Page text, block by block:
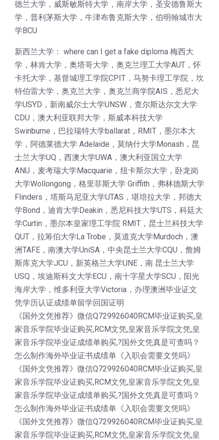
德兰大学，威斯敏斯特大学，南岸大学，圣安德鲁斯大
学，普利茅斯大学，牛津布鲁克斯大学，伯明翰城市大
学BCU
新西兰大学： where can I get a fake diploma 梅西大
学，林肯大学，奥塔哥大学，奥克兰理工大学AUT，怀
卡托大学，基督城理工学院CPIT，马努卡理工学院，坎
特伯雷大学，奥克兰大学，奥克兰商学院AIS，悉尼大
学USYD，新南威尔士大学UNSW，查尔斯达尔文大学
CDU，澳大利亚联邦大学，斯威本科技大学
Swinburne，巴拉瑞特大学ballarat，RMIT，墨尔本大
学，阿德莱德大学 Adelaide，莫纳什大学Monash，昆
士兰大学UQ，西澳大学UWA，澳大利亚国立大学
ANU，麦考瑞大学Macquarie，纽卡斯尔大学，卧龙岗
大学Wollongong，格里菲斯大学 Griffith，弗林德斯大学
Flinders，塔斯马尼亚大学UTAS，堪培拉大学，邦德大
学Bond，迪肯大学Deakin，悉尼科技大学UTS，科廷大
学Curtin，墨尔本皇家理工学院 RMIT，昆士兰科技大学
QUT，拉筹伯大学La Trobe，莫道克大学Murdoch，澳
洲TAFE，南澳大学UniSA，中央昆士兰大学CQU，詹姆
斯库克大学JCU，新英格兰大学UNE，南 昆士兰大学
USQ，埃迪斯科文大学ECU，南十字星大学SCU，阳光
海岸大学，维多利亚大学Victoria，办理澳洲毕业证文
凭学历认证成绩单留学回国证明
《国外文凭推荐》微信Q729926040RCM毕业证购买,皇
家音乐学院毕业证购买,RCM文凭,皇家音乐学院文凭,皇
家音乐学院毕业证成绩单购买,?国外文凭真是可查吗？
怎么制作海外毕业证书成绩单《入职会需要文凭吗》
《国外文凭推荐》微信Q729926040RCM毕业证购买,皇
家音乐学院毕业证购买,RCM文凭,皇家音乐学院文凭,皇
家音乐学院毕业证成绩单购买,?国外文凭真是可查吗？
怎么制作海外毕业证书成绩单《入职会需要文凭吗》
《国外文凭推荐》微信Q729926040RCM毕业证购买,皇
家音乐学院毕业证购买,RCM文凭,皇家音乐学院文凭,皇